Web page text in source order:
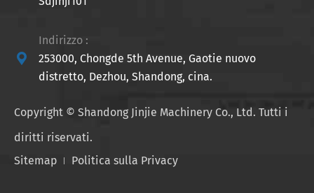

Indirizzo :
253000, Chongde 5th Avenue, Gaotie nuovo
distretto, Dezhou, Shandong, cina.
Copyright © Shandong Jinjie Machinery Co., Ltd. Tutti i
diritti riservati.
Sitemap
Politica sulla Privacy